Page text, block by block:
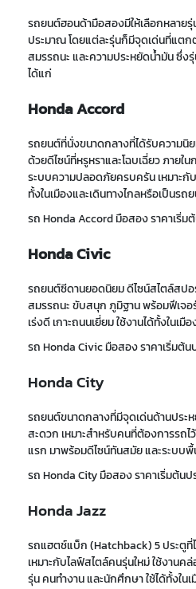
รถยนต์ฮอนด้ามือสองมีให้เลือกหลายรุ่
ประมาณ โดยแต่ละรุ่นก็มีจุดเด่นที่แตก
สมรรถนะ และความประหยัดน้ำมัน ซึ่
ได้แก่
Honda Accord
รถยนต์ที่นั่งขนาดกลางที่ได้รับความนิ
ด้วยดีไซน์ที่หรูหราและโฉบเฉี่ยว ภายใ
ระบบความปลอดภัยครบครัน เหมาะ
ทั้งในเมืองและเดินทางไกลหรือเป็นร
รถ Honda Accord มือสอง ราคาเริ่
Honda Civic
รถยนต์ซีดานยอดนิยม ดีไซน์สไตล์สป
สมรรถนะ ขับสนุก ภูมิฐาน พร้อมฟีเจ
เร่งดี เกาะถนนเยี่ยม ใช้งานได้ทั้งในเมื
รถHonda Civic มือสอง ราคาเริ่มต้น
Honda City
รถยนต์ขนาดกลางที่มีจุดเด่นด้านประ
สะดวก เหมาะสำหรับคนที่ต้องการรถไ
แรก มาพร้อมดีไซน์ทันสมัย และระบบ
รถ Honda City มือสอง ราคาเริ่มต้น
Honda Jazz
รถแฮตช์แบ็ก (Hatchback) 5 ประตูที่
เหมาะกับไลฟ์สไตล์คนรุ่นใหม่ ใช้งานค
รุ่น คนทำงาน และนักศึกษา ใช้ได้ทั้งใน